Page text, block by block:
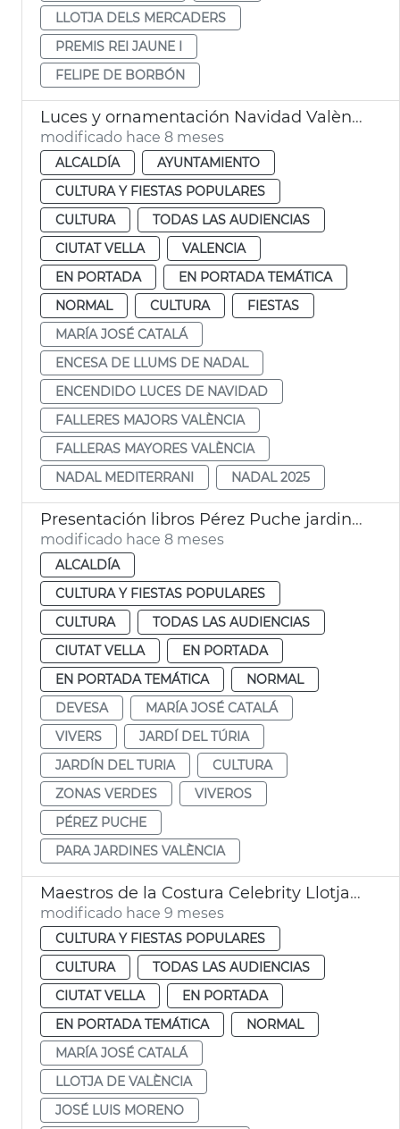
LLOTJA DELS MERCADERS
PREMIS REI JAUNE I
FELIPE DE BORBÓN
Luces y ornamentación Navidad València 2025
modificado hace 8 meses
ALCALDÍA
AYUNTAMIENTO
CULTURA Y FIESTAS POPULARES
CULTURA
TODAS LAS AUDIENCIAS
CIUTAT VELLA
VALENCIA
EN PORTADA
EN PORTADA TEMÁTICA
NORMAL
CULTURA
FIESTAS
MARÍA JOSÉ CATALÁ
ENCESA DE LLUMS DE NADAL
ENCENDIDO LUCES DE NAVIDAD
FALLERES MAJORS VALÈNCIA
FALLERAS MAYORES VALÈNCIA
NADAL MEDITERRANI
NADAL 2025
Presentación libros Pérez Puche jardines València
modificado hace 8 meses
ALCALDÍA
CULTURA Y FIESTAS POPULARES
CULTURA
TODAS LAS AUDIENCIAS
CIUTAT VELLA
EN PORTADA
EN PORTADA TEMÁTICA
NORMAL
DEVESA
MARÍA JOSÉ CATALÁ
VIVERS
JARDÍ DEL TÚRIA
JARDÍN DEL TURIA
CULTURA
ZONAS VERDES
VIVEROS
PÉREZ PUCHE
PARA JARDINES VALÈNCIA
Maestros de la Costura Celebrity Llotja València
modificado hace 9 meses
CULTURA Y FIESTAS POPULARES
CULTURA
TODAS LAS AUDIENCIAS
CIUTAT VELLA
EN PORTADA
EN PORTADA TEMÁTICA
NORMAL
MARÍA JOSÉ CATALÁ
LLOTJA DE VALÈNCIA
JOSÉ LUIS MORENO